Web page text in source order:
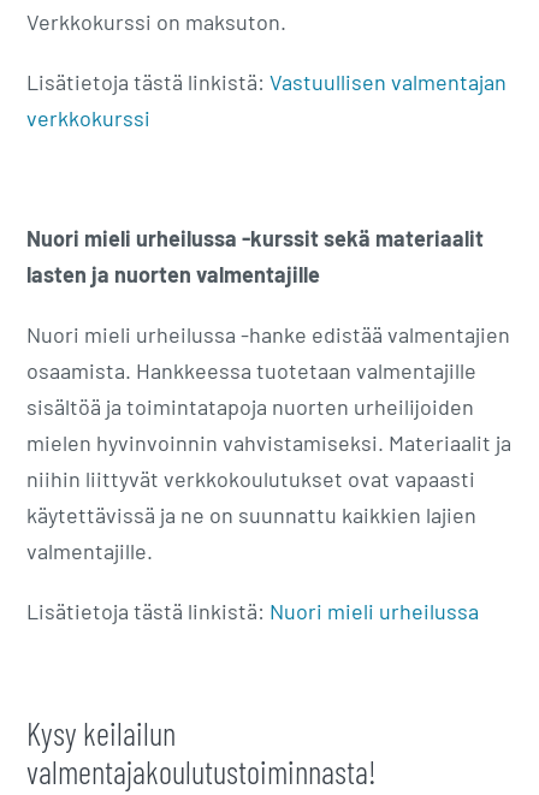
Verkkokurssi on maksuton.
Lisätietoja tästä linkistä:Vastuullisen valmentajan
verkkokurssi
Nuori mieli urheilussa -kurssit sekä materiaalit
lasten ja nuorten valmentajille
Nuori mieli urheilussa -hanke edistää valmentajien
osaamista. Hankkeessa tuotetaan valmentajille
sisältöä ja toimintatapoja nuorten urheilijoiden
mielen hyvinvoinnin vahvistamiseksi. Materiaalit ja
niihin liittyvät verkkokoulutukset ovat vapaasti
käytettävissä ja ne on suunnattu kaikkien lajien
valmentajille.
Lisätietoja tästä linkistä: Nuori mieli urheilussa
Kysy keilailun
valmentajakoulutustoiminnasta!